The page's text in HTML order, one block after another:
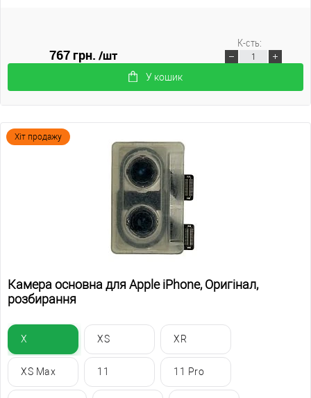
767 грн./шт
У кошик
К-сть:
Хіт продажу
Камера основна для Apple iPhone, Оригінал,
розбирання
X XS XR
XS Max 11 11 Pro